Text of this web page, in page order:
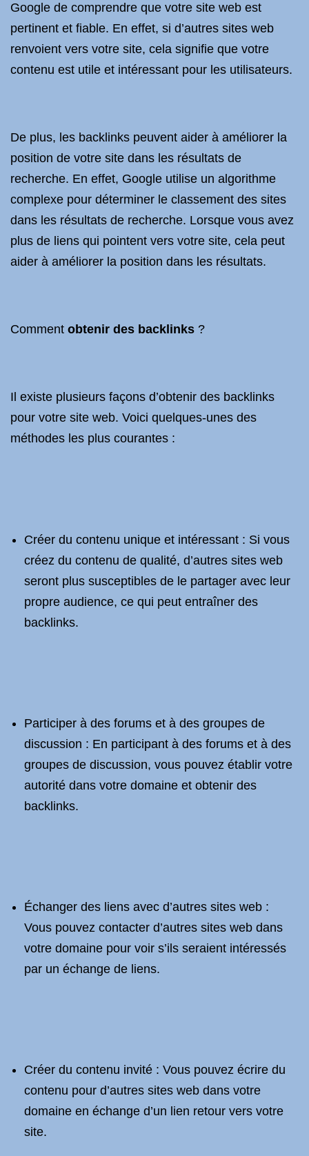
Google de comprendre que votre site web est
pertinent et fiable. En effet, si d’autres sites web
renvoient vers votre site, cela signifie que votre
contenu est utile et intéressant pour les utilisateurs.
De plus, les backlinks peuvent aider à améliorer la
position de votre site dans les résultats de
recherche. En effet, Google utilise un algorithme
complexe pour déterminer le classement des sites
dans les résultats de recherche. Lorsque vous avez
plus de liens qui pointent vers votre site, cela peut
aider à améliorer la position dans les résultats.
Comment obtenir des backlinks ?
Il existe plusieurs façons d’obtenir des backlinks
pour votre site web. Voici quelques-unes des
méthodes les plus courantes :
Créer du contenu unique et intéressant : Si vous
créez du contenu de qualité, d’autres sites web
seront plus susceptibles de le partager avec leur
propre audience, ce qui peut entraîner des
backlinks.
Participer à des forums et à des groupes de
discussion : En participant à des forums et à des
groupes de discussion, vous pouvez établir votre
autorité dans votre domaine et obtenir des
backlinks.
Échanger des liens avec d’autres sites web :
Vous pouvez contacter d’autres sites web dans
votre domaine pour voir s’ils seraient intéressés
par un échange de liens.
Créer du contenu invité : Vous pouvez écrire du
contenu pour d’autres sites web dans votre
domaine en échange d’un lien retour vers votre
site.